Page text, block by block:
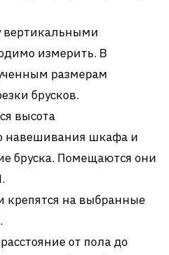
вертикальными
измерить. В
размерам
брусков.
высота
навешивания шкафа и
бруска. Помещаются они
крепятся на выбранные
от пола до